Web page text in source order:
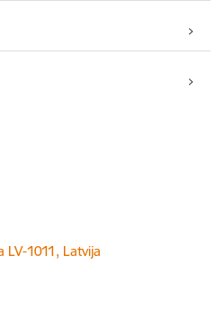
LV-1011, Latvija